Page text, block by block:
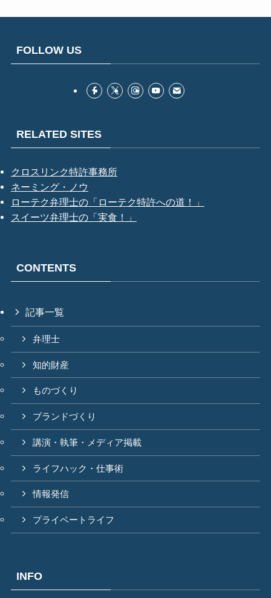
FOLLOW US
RELATED SITES
クロスリンク特許事務所
ネーミング・ノウ
ローテク弁理士の「ローテク特許への道！」
スイーツ弁理士の「実食！」
CONTENTS
記事一覧
弁理士
知的財産
ものづくり
ブランドづくり
講演・執筆・メディア掲載
ライフハック・仕事術
情報発信
プライベートライフ
INFO